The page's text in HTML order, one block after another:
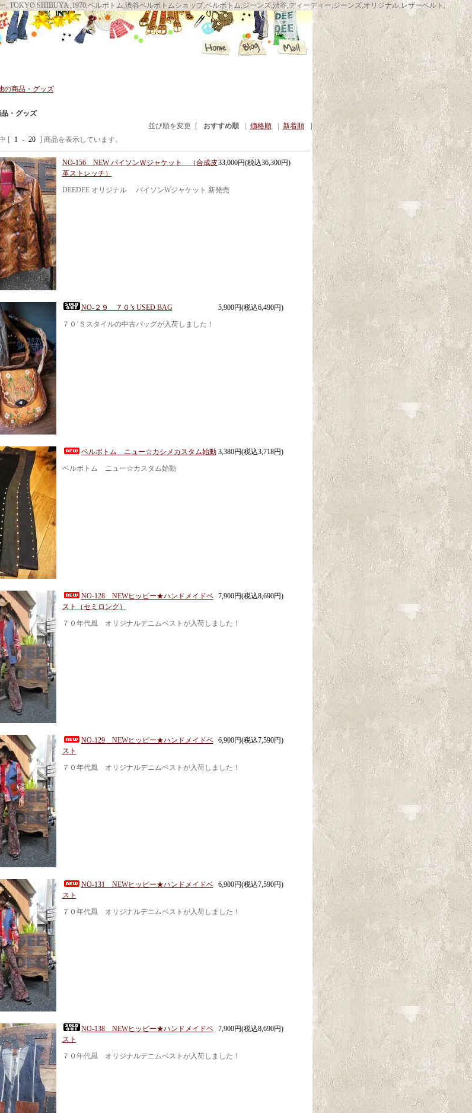
ー, TOKYO SHIBUYA ,1970,ベルボトム,渋谷ベルボトムショップ,ベルボトム,ジーンズ,渋谷,ディーディー,ジーンズ,オリジナル,レザーベルト,
の商品・グッズ
・グッズ
並び順を変更
[ おすすめ順 価格順 新着順
]
[ 1 - 20 ] 商品を表示しています。
33,000円(税込36,300円)
NO-156 NEW パイソンＷジャケット （合成皮
革ストレッチ）
DEEDEE オリジナル パイソンWジャケット 新発売
5,900円(税込6,490円)
NO-２９ ７０’s USED BAG
７０’Ｓスタイルの中古バッグが入荷しました！
3,380円(税込3,718円)
ベルボトム ニュー☆カシメカスタム始動
ベルボトム ニュー☆カスタム始動
7,900円(税込8,690円)
NO-128 NEWヒッピー★ハンドメイドベ
スト（セミロング）
７０年代風 オリジナルデニムベストが入荷しました！
6,900円(税込7,590円)
NO-129 NEWヒッピー★ハンドメイドベ
スト
７０年代風 オリジナルデニムベストが入荷しました！
6,900円(税込7,590円)
NO-131 NEWヒッピー★ハンドメイドベ
スト
７０年代風 オリジナルデニムベストが入荷しました！
7,900円(税込8,690円)
NO-138 NEWヒッピー★ハンドメイドベ
スト
７０年代風 オリジナルデニムベストが入荷しました！